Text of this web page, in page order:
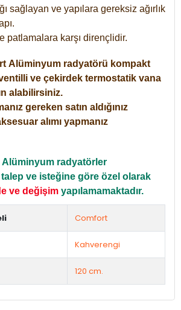
sağlayan ve yapılara gereksiz ağırlık
patlamalara karşı dirençlidir.
Alüminyum radyatörü kompakt
ve çekirdek termostatik vana
alabilirsiniz.
gereken satın aldığınız
alımı yapmanız
Alüminyum radyatörler
ve isteğine göre özel olarak
ve değişim yapılamamaktadır.
Comfort
Kahverengi
120 cm.